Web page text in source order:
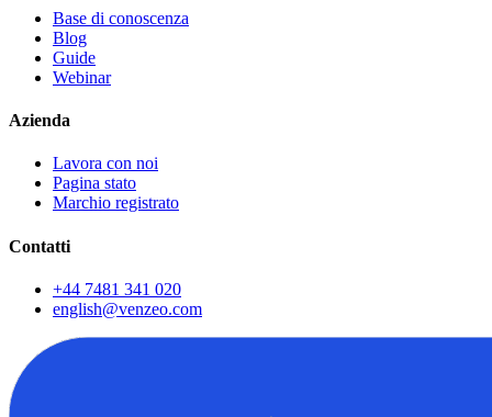
Base di conoscenza
Blog
Guide
Webinar
Azienda
Lavora con noi
Pagina stato
Marchio registrato
Contatti
+44 7481 341 020
english@venzeo.com